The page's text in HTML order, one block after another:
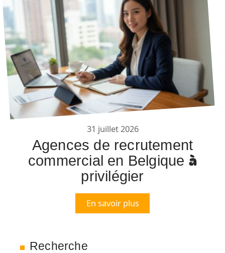
31 juillet 2026
Agences de recrutement
commercial en Belgique à
privilégier
En savoir plus
Recherche